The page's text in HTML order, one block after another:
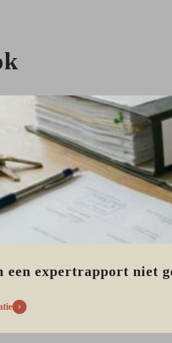
een expertrapport niet